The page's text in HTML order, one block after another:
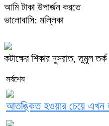
আমি টাকা উপার্জন করতে
ভালোবাসি: মল্লিকা
কটাক্ষের শিকার নুসরাত, তুমুল তর্ক
সর্বশেষ
আতঙ্কিত হওয়ার চেয়ে এখন